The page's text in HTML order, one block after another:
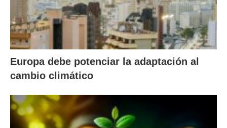
Europa debe potenciar la adaptación al
cambio climático